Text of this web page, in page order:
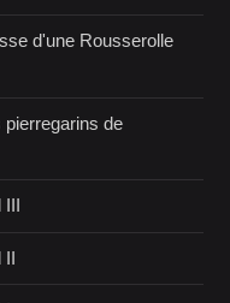
d'une Rousserolle
pierregarins de